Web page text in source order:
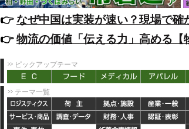
👉️なぜ中国は実装が速い？現場で
👉️物流の価値「伝える力」高める
ピックアップテーマ
テーマ一覧